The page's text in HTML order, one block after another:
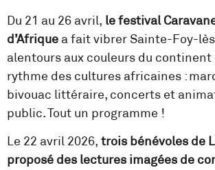
Du 21 au 26 avril, le festival
d’Afrique a fait vibrer Sainte-Foy-
alentours aux couleurs du
rythme des cultures africaines :
bivouac littéraire, concerts et
public. Tout un programme !
Le 22 avril 2026, trois bénévoles de
proposé des lectures imagées de